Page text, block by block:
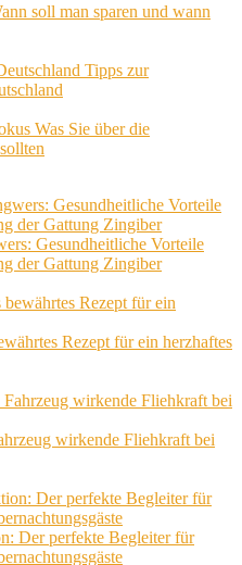
soll man sparen und wann
Tipps zur
Was Sie über die
Gesundheitliche Vorteile
der Gattung Zingiber
Rezept für ein herzhaftes
wirkende Fliehkraft bei
Der perfekte Begleiter für